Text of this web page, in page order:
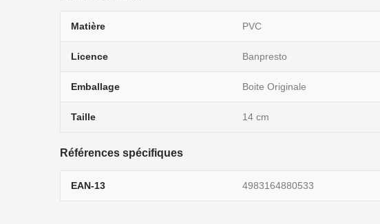
Matière PVC
Licence Banpresto
Emballage Boite Originale
Taille 14 cm
Références spécifiques
EAN-13 4983164880533